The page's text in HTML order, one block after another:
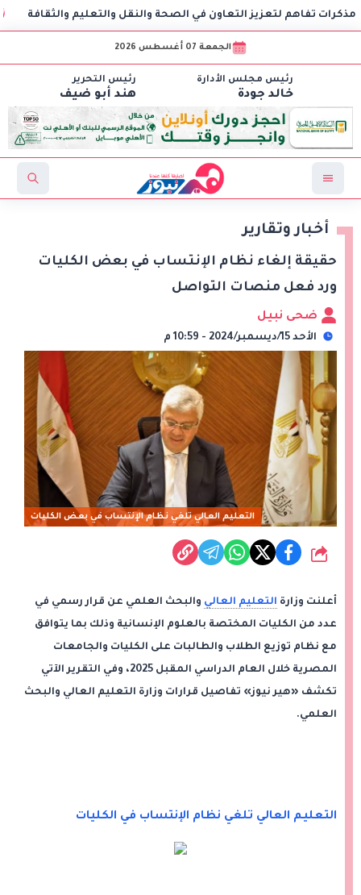
لتعزيز التعاون في الصحة والنقل والتعليم والثقافة
الجمعة 07 أغسطس 2026
رئيس مجلس الأدارة
خالد جودة
رئيس التحرير
هند أبو ضيف
أخبار وتقارير
حقيقة إلغاء نظام الإنتساب في بعض الكليات
ورد فعل منصات التواصل
ضحى نبيل
الأحد 15/ديسمبر/2024 - 10:59 م
التعليم العالي تلغي نظام الإنتساب في بعض الكليات
شارك
أعلنت وزارة التعليم العالي والبحث العلمي عن قرار رسمي في
عدد من الكليات المختصة بالعلوم الإنسانية وذلك بما يتوافق
مع نظام توزيع الطلاب والطالبات على الكليات والجامعات
المصرية خلال العام الدراسي المقبل 2025، وفي التقرير الآتي
تكشف «هير نيوز» تفاصيل قرارات وزارة التعليم العالي والبحث
العلمي.
التعليم العالي تلغي نظام الإنتساب في الكليات